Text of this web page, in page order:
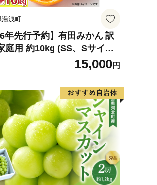
湯浅町
年先行予約】有田みかん 訳
(SS、Sサイズ)
温州みかん フルーツ 柑橘 果
ジューシー 人気 国産 食べ
山県 湯浅町 送料無料_ZJ60
15,000円